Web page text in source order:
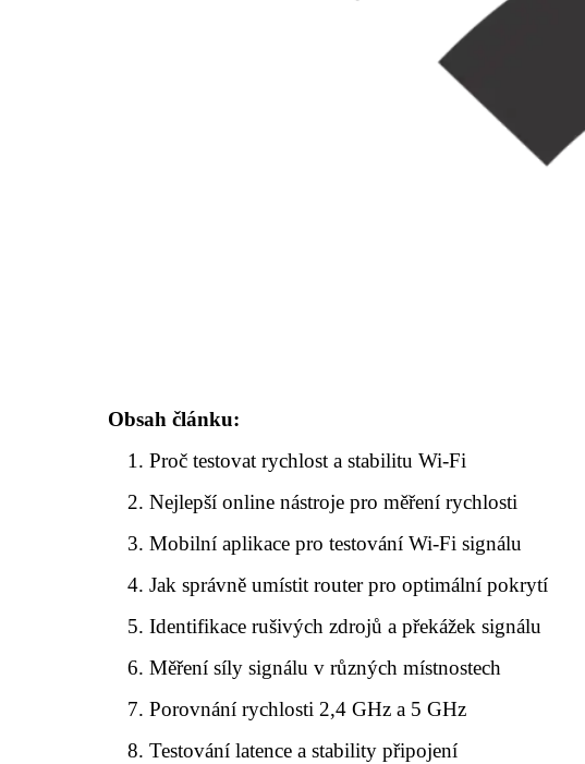
Obsah článku:
Proč testovat rychlost a stabilitu Wi-Fi
Nejlepší online nástroje pro měření rychlosti
Mobilní aplikace pro testování Wi-Fi signálu
Jak správně umístit router pro optimální pokrytí
Identifikace rušivých zdrojů a překážek signálu
Měření síly signálu v různých místnostech
Porovnání rychlosti 2,4 GHz a 5 GHz
Testování latence a stability připojení